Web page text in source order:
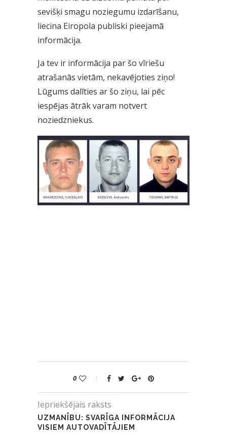
sevišķi smagu noziegumu izdarīšanu,
liecina Eiropola publiski pieejamā
informācija.
Ja tev ir informācija par šo vīriešu
atrašanās vietām, nekavējoties ziņo!
Lūgums dalīties ar šo ziņu, lai pēc
iespējas ātrāk varam notvert
noziedzniekus.
0
Iepriekšējais raksts
UZMANĪBU: SVARĪGA INFORMĀCIJA
VISIEM AUTOVADĪTĀJIEM